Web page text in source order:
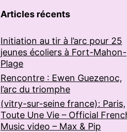
Articles récents
Initiation au tir à l’arc pour 25
jeunes écoliers à Fort-Mahon-
Plage
Rencontre : Ewen Guezenoc,
l’arc du triomphe
(vitry-sur-seine france): Paris,
Toute Une Vie – Official
Music video – Max & Pip